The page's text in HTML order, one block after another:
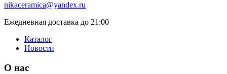
nikaceramica@yandex.ru
Ежедневная доставка до 21:00
Каталог
Новости
О нас